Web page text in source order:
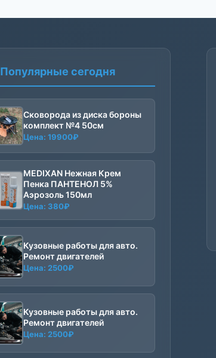
Популярные сегодня
Сковорода из диска бороны
комплект №4 50см
Цена: 19900₽
MEDIXAN Нежная Крем
Пенка ПАНТЕНОЛ 5%
Аэрозоль 150мл
Цена: 380₽
Кузовные работы для авто.
Ремонт двигателей
Цена: 2500₽
Кузовные работы для авто.
Ремонт двигателей
Цена: 2500₽